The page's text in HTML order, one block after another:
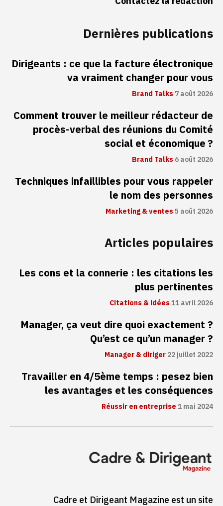
Dernières publications
Dirigeants : ce que la facture électronique
va vraiment changer pour vous
Brand Talks7 août 2026
Comment trouver le meilleur rédacteur de
procès-verbal des réunions du Comité
social et économique ?
Brand Talks6 août 2026
Techniques infaillibles pour vous rappeler
le nom des personnes
Marketing & ventes5 août 2026
Articles populaires
Les cons et la connerie : les citations les
plus pertinentes
Citations & idées11 avril 2026
Manager, ça veut dire quoi exactement ?
Qu’est ce qu’un manager ?
Manager & diriger22 juillet 2022
Travailler en 4/5ème temps : pesez bien
les avantages et les conséquences
Réussir en entreprise1 mai 2024
Cadre et Dirigeant Magazine est un site